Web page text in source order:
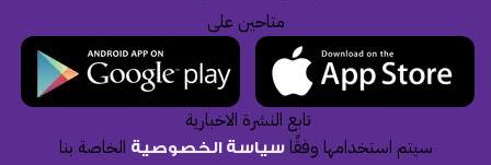
متاحين على
تابع النشرة الاخبارية
سيتم استخدامها وفقًاسياسة الخصوصية الخاصة بنا